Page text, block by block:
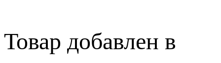
Товар добавлен в